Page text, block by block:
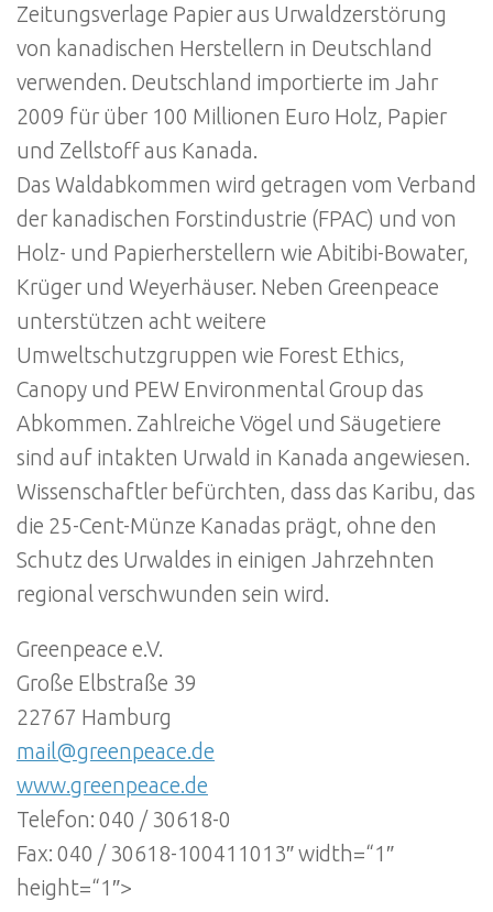
Zeitungsverlage Papier aus Urwaldzerstörung
von kanadischen Herstellern in Deutschland
verwenden. Deutschland importierte im Jahr
2009 für über 100 Millionen Euro Holz, Papier
und Zellstoff aus Kanada.
Das Waldabkommen wird getragen vom Verband
der kanadischen Forstindustrie (FPAC) und von
Holz- und Papierherstellern wie Abitibi-Bowater,
Krüger und Weyerhäuser. Neben Greenpeace
unterstützen acht weitere
Umweltschutzgruppen wie Forest Ethics,
Canopy und PEW Environmental Group das
Abkommen. Zahlreiche Vögel und Säugetiere
sind auf intakten Urwald in Kanada angewiesen.
Wissenschaftler befürchten, dass das Karibu, das
die 25-Cent-Münze Kanadas prägt, ohne den
Schutz des Urwaldes in einigen Jahrzehnten
regional verschwunden sein wird.
Greenpeace e.V.
Große Elbstraße 39
22767 Hamburg
mail@greenpeace.de
www.greenpeace.de
Telefon: 040 / 30618-0
Fax: 040 / 30618-100411013″ width=“1″
height=“1″>